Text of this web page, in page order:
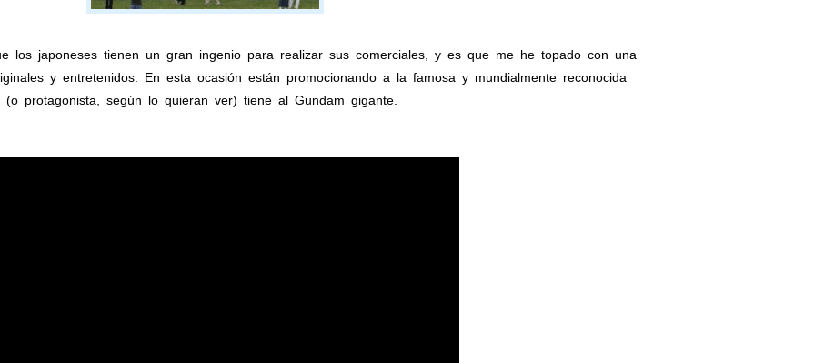
los japoneses tienen un gran ingenio para realizar sus comerciales, y es que me he topado con una
y entretenidos. En esta ocasión están promocionando a la famosa y mundialmente reconocida
protagonista, según lo quieran ver) tiene al Gundam gigante.